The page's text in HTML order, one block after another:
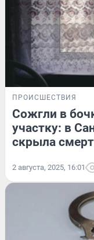
ПРОИСШЕСТВИЯ
Сожгли в
участку: в
скрыла
2 августа, 2025, 16:01